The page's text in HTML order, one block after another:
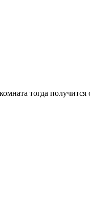
тогда получится